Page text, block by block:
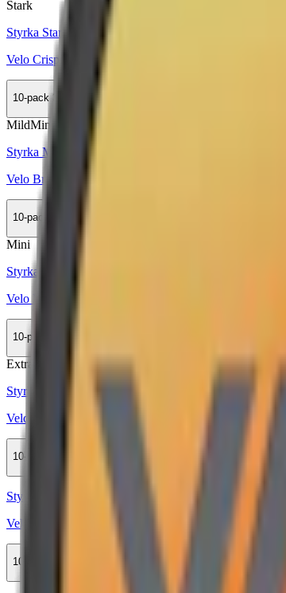
Stark
Styrka Stark · Slim
Velo Crispy Peppermint 3
10-pack 349,90 kr
MildMini
Styrka Mild · Mini
Velo Bright Spearmint Mini
10-pack
Mini
Styrka Normal · Mini
Velo Purple Grape Mini
10-pack
Extra Stark
Styrka Extra Stark · Slim
Velo Freezing Peppermint 17
10-pack
Styrka Normal · Slim
Velo Green Spearmint
10-pack